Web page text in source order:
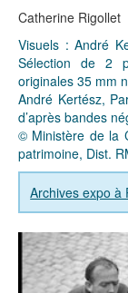
Catherine Rigollet
Visuels : André
Sélection de 2
originales 35 mm
André Kertész,
d’après bandes
© Ministère de la
patrimoine, Dist.
Archives expo à